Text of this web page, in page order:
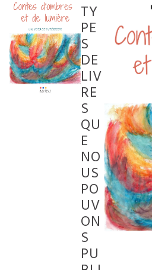
TY
PE
S
DE
LIV
RE
S
QU
E
NO
US
PO
UV
ON
S
PU